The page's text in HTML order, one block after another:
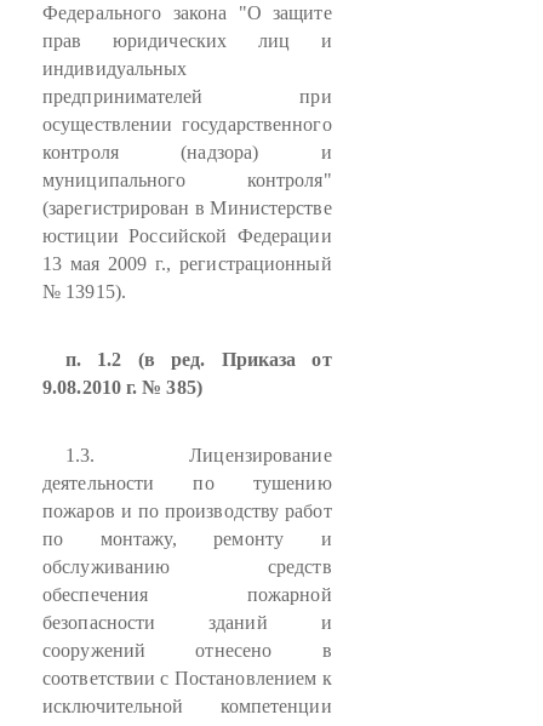
Федерального закона "О защите
прав юридических лиц и
индивидуальных
предпринимателей при
осуществлении государственного
контроля (надзора) и
муниципального контроля"
(зарегистрирован в Министерстве
юстиции Российской Федерации
13 мая 2009 г., регистрационный
№ 13915).
п. 1.2 (в ред. Приказа от
9.08.2010 г. № 385)
1.3. Лицензирование
деятельности по тушению
пожаров и по производству работ
по монтажу, ремонту и
обслуживанию средств
обеспечения пожарной
безопасности зданий и
сооружений отнесено в
соответствии с Постановлением к
исключительной компетенции